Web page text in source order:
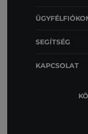
SEGÍTSÉG
KAPCSOLAT